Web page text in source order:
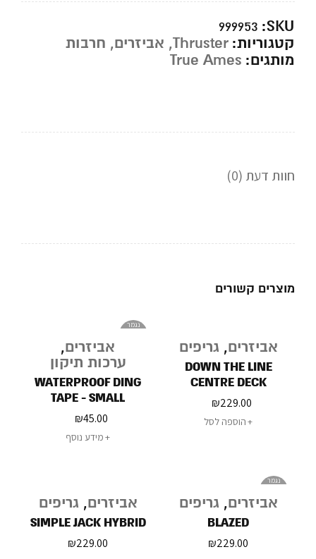
SKU:
999953
קטגוריות: Thruster
, אביזרים, חרבות
מותגים: True Ames
חוות דעת (0)
מוצרים קשורים
אביזרים, גריפים
DOWN THE LINE
CENTRE DECK
₪229.00
הוספה לסל
נגמר
אביזרים,
ערכות תיקון
WATERPROOF DING
TAPE - SMALL
₪45.00
מידע נוסף
נגמר
אביזרים, גריפים
BLAZED
₪229.00
אביזרים, גריפים
SIMPLE JACK HYBRID
₪229.00